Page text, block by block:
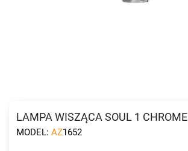
LAMPA WISZĄCA SOUL 1 CHROME
MODEL: AZ1652